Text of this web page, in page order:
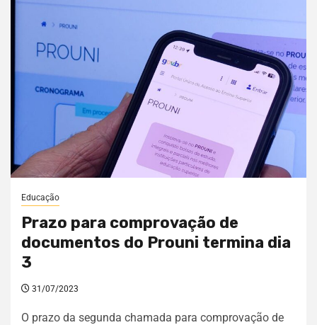
Educação
Prazo para comprovação de
documentos do Prouni termina dia
3
31/07/2023
O prazo da segunda chamada para comprovação de